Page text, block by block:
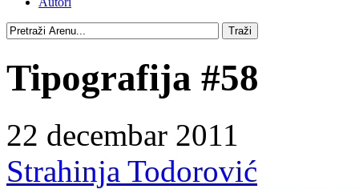
Tipografija #58
22 decembar 2011
Strahinja Todorović